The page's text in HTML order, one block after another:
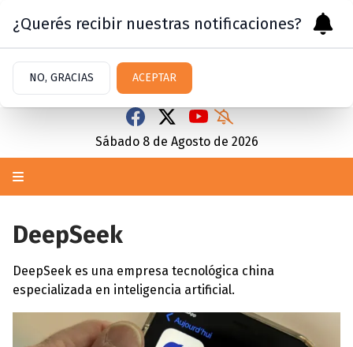
Sábado 8 de Agosto de 2026
DeepSeek
DeepSeek es una empresa tecnológica china
especializada en inteligencia artificial.
¿Querés recibir nuestras notificaciones?
NO, GRACIAS ACEPTAR